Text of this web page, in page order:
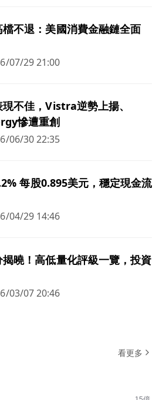
不退：美國消費金融鏈全面
07/29 21:00
不佳，Vistra逆勢上揚、
慘遭重創
06/30 22:35
每股0.895美元，穩定現金流
04/29 14:46
曉！高低量化評級一覽，投資
03/07 20:46
看更多